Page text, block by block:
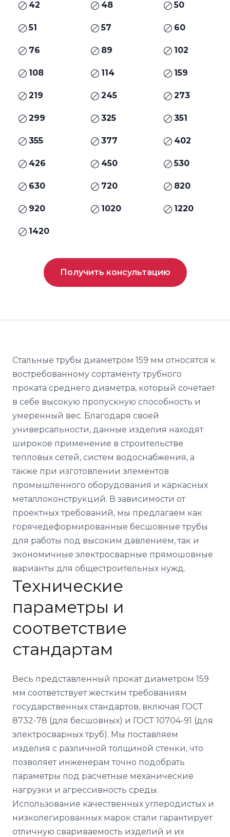
42 48 50
51 57 60
76 89 102
108 114 159
219 245 273
299 325 351
355 377 402
426 450 530
630 720 820
920 1020 1220
1420
Получить консультацию
Стальные трубы диаметром 159 мм относятся к
востребованному сортаменту трубного
проката среднего диаметра, который сочетает
в себе высокую пропускную способность и
умеренный вес. Благодаря своей
универсальности, данные изделия находят
широкое применение в строительстве
тепловых сетей, систем водоснабжения, а
также при изготовлении элементов
промышленного оборудования и каркасных
металлоконструкций. В зависимости от
проектных требований, мы предлагаем как
горячедеформированные бесшовные трубы
для работы под высоким давлением, так и
экономичные электросварные прямошовные
варианты для общестроительных нужд.
Технические
параметры и
соответствие
стандартам
Весь представленный прокат диаметром 159
мм соответствует жестким требованиям
государственных стандартов, включая ГОСТ
8732-78 (для бесшовных) и ГОСТ 10704-91 (для
электросварных труб). Мы поставляем
изделия с различной толщиной стенки, что
позволяет инженерам точно подобрать
параметры под расчетные механические
нагрузки и агрессивность среды.
Использование качественных углеродистых и
низколегированных марок стали гарантирует
отличную свариваемость изделий и их